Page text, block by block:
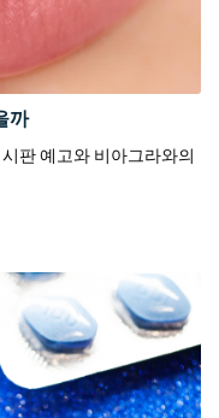
까
판 예고와 비아그라와의